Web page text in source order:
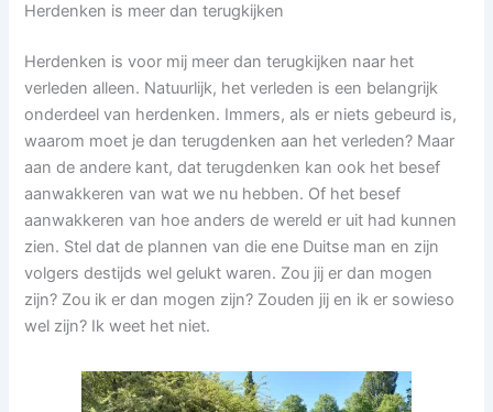
Herdenken is meer dan terugkijken
Herdenken is voor mij meer dan terugkijken naar het
verleden alleen. Natuurlijk, het verleden is een belangrijk
onderdeel van herdenken. Immers, als er niets gebeurd is,
waarom moet je dan terugdenken aan het verleden? Maar
aan de andere kant, dat terugdenken kan ook het besef
aanwakkeren van wat we nu hebben. Of het besef
aanwakkeren van hoe anders de wereld er uit had kunnen
zien. Stel dat de plannen van die ene Duitse man en zijn
volgers destijds wel gelukt waren. Zou jij er dan mogen
zijn? Zou ik er dan mogen zijn? Zouden jij en ik er sowieso
wel zijn? Ik weet het niet.